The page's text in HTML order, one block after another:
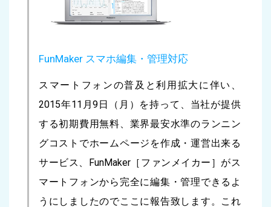
FunMaker スマホ編集・管理対応
スマートフォンの普及と利用拡大に伴い、
2015年11月9日（月）を持って、当社が提供
する初期費用無料、業界最安水準のランニン
グコストでホームページを作成・運営出来る
サービス、FunMaker［ファンメイカー］がス
マートフォンから完全に編集・管理できるよ
うにしましたのでここに報告致します。これ